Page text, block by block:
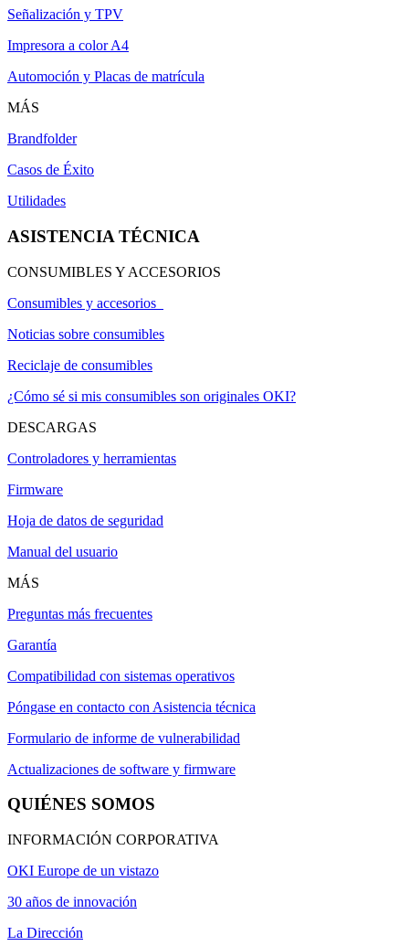
Señalización y TPV
Impresora a color A4
Automoción y Placas de matrícula
MÁS
Brandfolder
Casos de Éxito
Utilidades
ASISTENCIA TÉCNICA
CONSUMIBLES Y ACCESORIOS
Consumibles y accesorios
Noticias sobre consumibles
Reciclaje de consumibles
¿Cómo sé si mis consumibles son originales OKI?
DESCARGAS
Controladores y herramientas
Firmware
Hoja de datos de seguridad
Manual del usuario
MÁS
Preguntas más frecuentes
Garantía
Compatibilidad con sistemas operativos
Póngase en contacto con Asistencia técnica
Formulario de informe de vulnerabilidad
Actualizaciones de software y firmware
QUIÉNES SOMOS
INFORMACIÓN CORPORATIVA
OKI Europe de un vistazo
30 años de innovación
La Dirección